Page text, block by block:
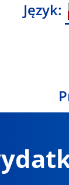
Język: